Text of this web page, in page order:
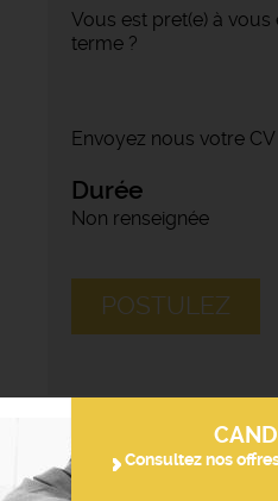
Vous est pret(e) à
terme ?
Envoyez nous votre CV
Durée
Non renseignée
POSTULEZ
Consultez nos